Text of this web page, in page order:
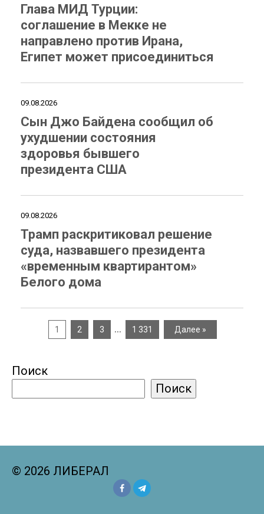
Глава МИД Турции:
соглашение в Мекке не
направлено против Ирана,
Египет может присоединиться
09.08.2026
Сын Джо Байдена сообщил об
ухудшении состояния
здоровья бывшего
президента США
09.08.2026
Трамп раскритиковал решение
суда, назвавшего президента
«временным квартирантом»
Белого дома
1 2 3 … 1 331 Далее »
Поиск
Поиск
© 2026 ЛИБЕРАЛ